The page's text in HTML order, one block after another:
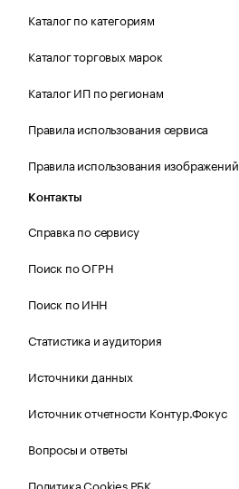
Каталог по категориям
Каталог торговых марок
Каталог ИП по регионам
Правила использования сервиса
Правила использования изображений
Контакты
Справка по сервису
Поиск по ОГРН
Поиск по ИНН
Статистика и аудитория
Источники данных
Источник отчетности Контур.Фокус
Вопросы и ответы
Политика Cookies РБК